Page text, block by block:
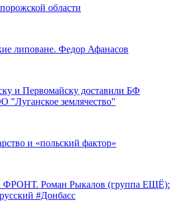
области
липоване. Федор Афанасов
и Первомайску доставили БФ
"Луганское землячество"
и «польский фактор»
Роман Рыкалов (группа ЕЩЁ):
#Донбасс